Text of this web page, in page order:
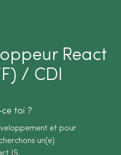
React
F) / CDI
ce toi ?
et pour
un(e)
JS.